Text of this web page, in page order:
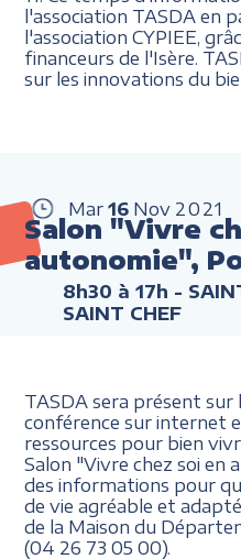
l'association TASDA en
l'association CYPIEE,
financeurs de l'Isère.
sur les innovations du
Mar 16 Nov 2021
Salon "Vivre
autonomie",
8h30 à 17h -
SAINT CHEF
TASDA sera présent sur
conférence sur internet
ressources pour bien
Salon "Vivre chez soi en
des informations pour
de vie agréable et
de la Maison du
(04 26 73 05 00).